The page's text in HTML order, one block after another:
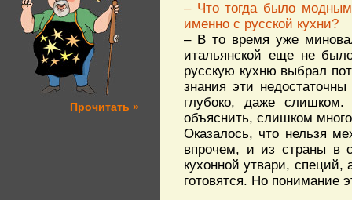
Прочитать »
– Что тогда было
именно с русской кухни?
– В то время уже
итальянской еще не
русскую кухню выбрал
знания эти
глубоко, даже
объяснить, слишком
Оказалось, что нельзя
впрочем, и из страны в
кухонной утвари, специй,
готовятся. Но понимание